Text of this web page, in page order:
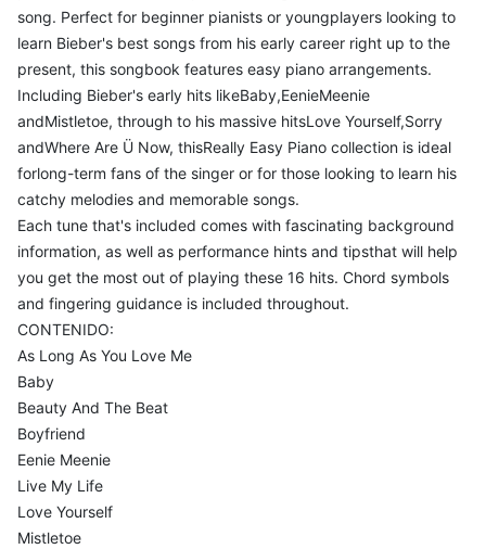
song. Perfect for beginner pianists or youngplayers looking to
learn Bieber's best songs from his early career right up to the
present, this songbook features easy piano arrangements.
Including Bieber's early hits likeBaby,EenieMeenie
andMistletoe, through to his massive hitsLove Yourself,Sorry
andWhere Are Ü Now, thisReally Easy Piano collection is ideal
forlong-term fans of the singer or for those looking to learn his
catchy melodies and memorable songs.
Each tune that's included comes with fascinating background
information, as well as performance hints and tipsthat will help
you get the most out of playing these 16 hits. Chord symbols
and fingering guidance is included throughout.
CONTENIDO:
As Long As You Love Me
Baby
Beauty And The Beat
Boyfriend
Eenie Meenie
Live My Life
Love Yourself
Mistletoe